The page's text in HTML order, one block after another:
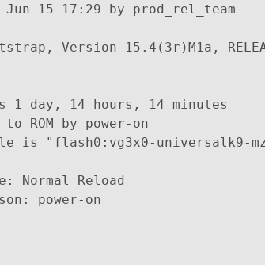
15 17:29 by prod_rel_team
Version 15.4(3r)M1a,
1 day, 14 hours, 14 minutes
ROM by power-on
is "flash0:vg3x0-universalk9-
Normal Reload
power-on